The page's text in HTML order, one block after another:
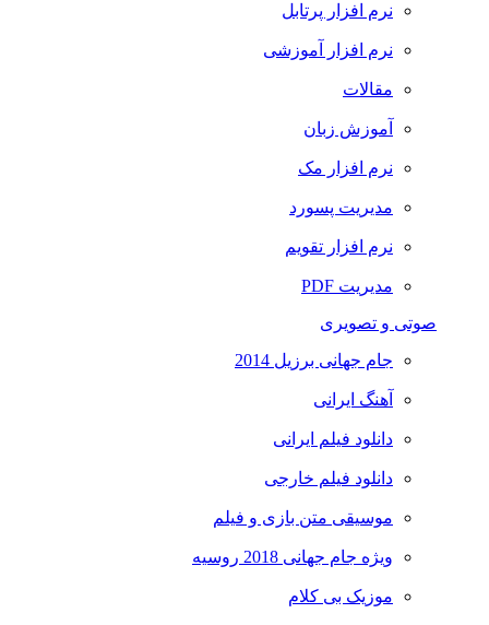
نرم افزار پرتابل
نرم افزار آموزشی
مقالات
آموزش زبان
نرم افزار مک
مدیریت پسورد
نرم افزار تقویم
مدیریت PDF
صوتی و تصویری
جام جهانی برزیل 2014
آهنگ ایرانی
دانلود فیلم ایرانی
دانلود فیلم خارجی
موسیقی متن بازی و فیلم
ویژه جام جهانی 2018 روسیه
موزیک بی کلام